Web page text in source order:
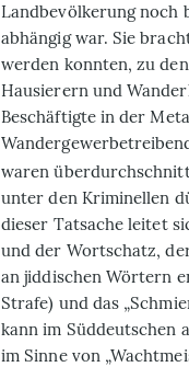
Landbevölkerung noch
abhängig war. Sie
werden konnten, zu
Hausierern und
Beschäftigte in der
waren
unter den Kriminellen
dieser Tatsache leitet
und der Wortschatz,
an jiddischen Wörtern
Strafe) und das
kann im Süddeutschen
im Sinne von